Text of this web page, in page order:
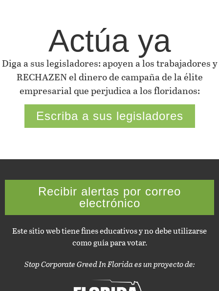
Actúa ya
Diga a sus legisladores: apoyen a los trabajadores y
RECHAZEN el dinero de campaña de la élite
empresarial que perjudica a los floridanos:
Escriba a sus legisladores
Recibir alertas por correo
electrónico
Este sitio web tiene fines educativos y no debe utilizarse
como guía para votar.
Stop Corporate Greed In Florida es un proyecto de: